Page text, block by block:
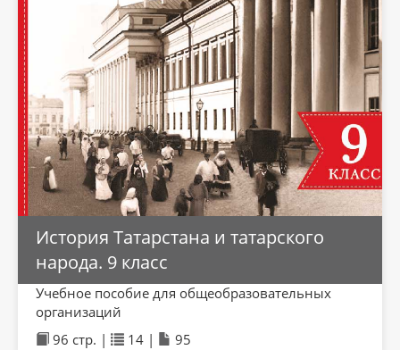
История Татарстана и татарского
народа. 9 класс
Учебное пособие для общеобразовательных
организаций
96 стр. |
14 | 95